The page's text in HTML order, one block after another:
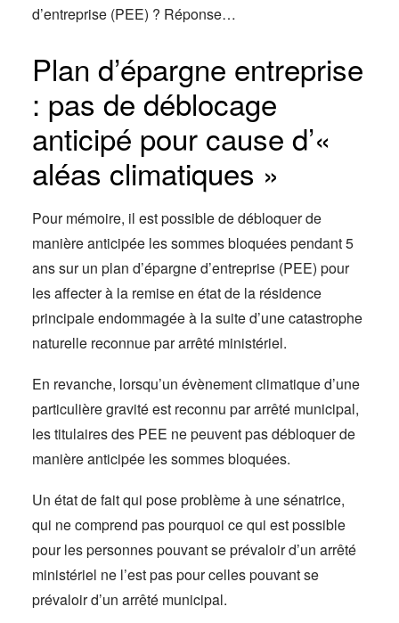
d’entreprise (PEE) ? Réponse…
Plan d’épargne entreprise
: pas de déblocage
anticipé pour cause d’«
aléas climatiques »
Pour mémoire, il est possible de débloquer de
manière anticipée les sommes bloquées pendant 5
ans sur un plan d’épargne d’entreprise (PEE) pour
les affecter à la remise en état de la résidence
principale endommagée à la suite d’une catastrophe
naturelle reconnue par arrêté ministériel.
En revanche, lorsqu’un évènement climatique d’une
particulière gravité est reconnu par arrêté municipal,
les titulaires des PEE ne peuvent pas débloquer de
manière anticipée les sommes bloquées.
Un état de fait qui pose problème à une sénatrice,
qui ne comprend pas pourquoi ce qui est possible
pour les personnes pouvant se prévaloir d’un arrêté
ministériel ne l’est pas pour celles pouvant se
prévaloir d’un arrêté municipal.